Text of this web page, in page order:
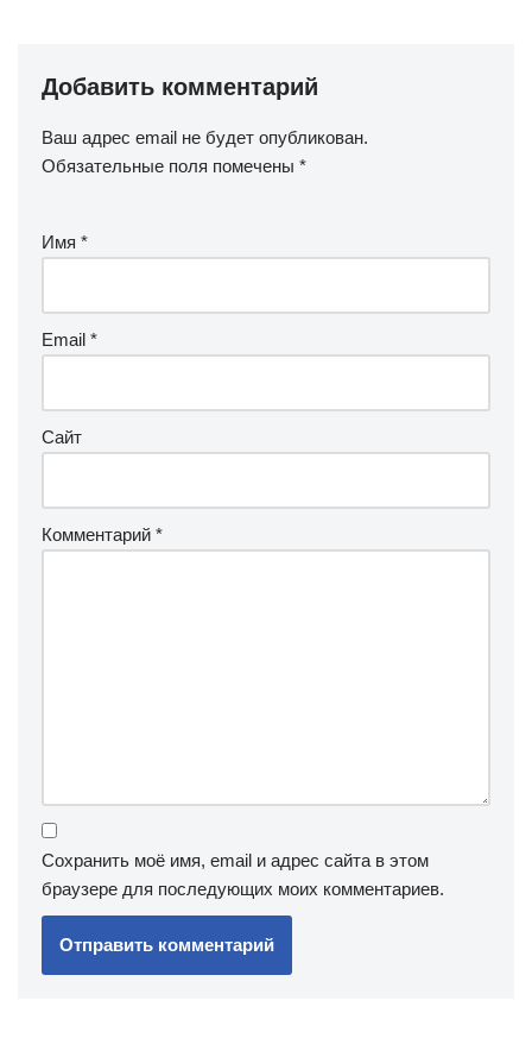
Добавить комментарий
Ваш адрес email не будет опубликован.
Обязательные поля помечены *
Имя *
Email *
Сайт
Комментарий *
Сохранить моё имя, email и адрес сайта в этом
браузере для последующих моих комментариев.